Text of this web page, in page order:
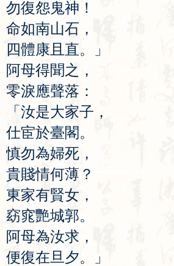
勿復怨鬼神 ！
命如南山石 ，
四體康 且 直。」
阿母得聞之 ，
零淚應聲落 ：
「 汝是大家子 ，
仕宦於臺閣。
慎勿為婦死 ，
貴賤情何薄 ？
東家有賢女 ，
窈窕艷城郭。
阿母為汝求 ，
便復在 旦 夕。」